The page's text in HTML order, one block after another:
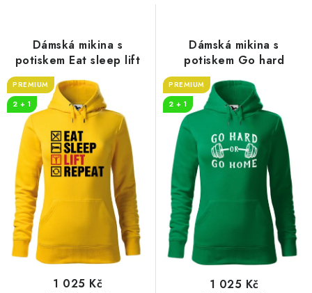
o
d
u
o
d
ů
Dámská mikina s
potiskem Eat sleep lift
PREMIUM
2 + 1
1 025 Kč
Dámská mikina s
potiskem Go hard
PREMIUM
2 + 1
1 025 Kč